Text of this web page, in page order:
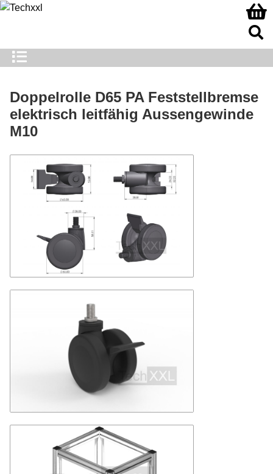
Doppelrolle D65 PA Feststellbremse
elektrisch leitfähig Aussengewinde
M10